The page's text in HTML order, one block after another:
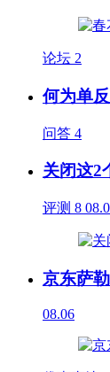
论坛 2
何为单
问答 4
关闭这2
评测 8
京东萨
08.06